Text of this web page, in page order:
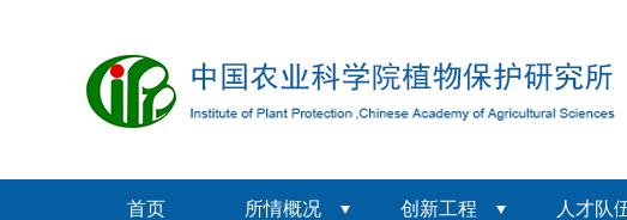
首页 所情概况 创新工程 人才队